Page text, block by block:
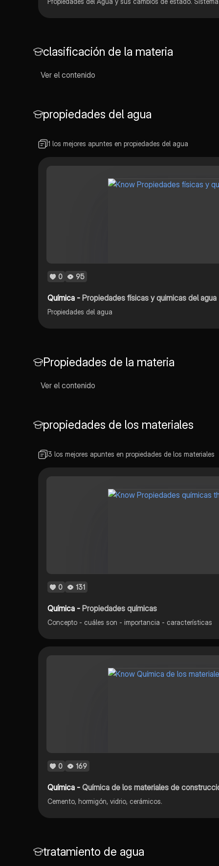
clasificación de la materia
Ver el contenido
propiedades del agua
1 los mejores apuntes en propiedades del agua
0 95
Química -Propiedades físicas y quimicas del agua
Propiedades del agua
Propiedades de la materia
Ver el contenido
propiedades de los materiales
3 los mejores apuntes en propiedades de los materiales
0 131
Química -Propiedades químicas
Concepto - cuáles son - importancia - características
0 169
Química -Química de los materiales de
Cemento, hormigón, vidrio, cerámicos.
tratamiento de agua